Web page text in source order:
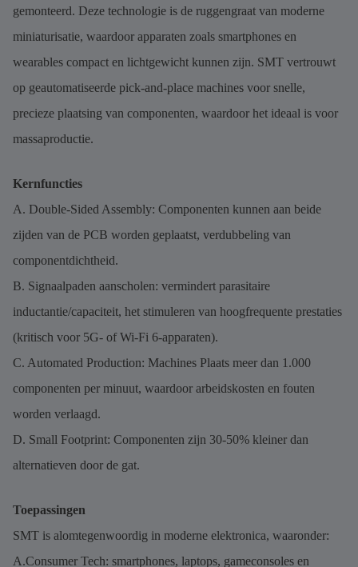
gemonteerd. Deze technologie is de ruggengraat van moderne
miniaturisatie, waardoor apparaten zoals smartphones en
wearables compact en lichtgewicht kunnen zijn. SMT vertrouwt
op geautomatiseerde pick-and-place machines voor snelle,
precieze plaatsing van componenten, waardoor het ideaal is voor
massaproductie.
Kernfuncties
A. Double-Sided Assembly: Componenten kunnen aan beide
zijden van de PCB worden geplaatst, verdubbeling van
componentdichtheid.
B. Signaalpaden aanscholen: vermindert parasitaire
inductantie/capaciteit, het stimuleren van hoogfrequente prestaties
(kritisch voor 5G- of Wi-Fi 6-apparaten).
C. Automated Production: Machines Plaats meer dan 1.000
componenten per minuut, waardoor arbeidskosten en fouten
worden verlaagd.
D. Small Footprint: Componenten zijn 30-50% kleiner dan
alternatieven door de gat.
Toepassingen
SMT is alomtegenwoordig in moderne elektronica, waaronder:
A.Consumer Tech: smartphones, laptops, gameconsoles en